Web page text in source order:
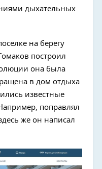
дыхательных
на берегу
построил
она была
в дом отдыха
известные
поправлял
же он написал